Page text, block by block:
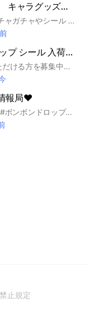
大阪 ガチャガチャ キャラグッズ情報交換
大阪の情報 大阪のガチャガチャやシール キャラグッズ コラボイベント情報 色んな情報交換しませんか？ 皆で皆のヲタ活 趣味活を助け合いませんか？ 一番くじ ガチャガチャやお菓子のおまけ情報など。 カプセルトイ グッズ情報 新作 #ガチャ #ガチャガチャ #ガチャ活 #ヲタ活 #ヨッシー #ちいかわ #チャーム #めじるし #シール #大阪活動 #キャラ #おまけ #ちいかわ #たまごっち#スンスン #キティちゃん #サンリオ #ナガノ #目印チャーム #スクイーズ #ヲタ活 #推しキャラ #マリオ #ヨッシー #カプセルトイ #おもちゃ #グッズ #コラボ #限定グッズ #目印チャーム#めじるし#チャーム #シル活 #シール #キーホルダー
全国 ボンボンドロップ シール 入荷情報
全国の情報を共有いただける方を募集中です！ こちらのオープンチャットは 全国からのボンボンドロップシールの発売状況を共有する目的で作りました！ 他県の入荷情報を共有して、自分の地域の入荷時期を予想する！ そんな感じの情報交換を目的にしています📦✨ ボンボンドロップシールがメインになりますが、その他人気なシールも情報交換OK🫰 全国共通で展開されている大型スーパー・ショッピングモールなどの「入荷あり情報」のみをご共有ください🙌 ※混乱防止のため、入荷なし情報の投稿はなしでお願いします！ ※各都道府県からの参加人数は1〜2名ほどを目安にしています！ 自分からの情報や地元オプチャやお友達から聞いた情報でもOKです👌 Threadsやその他SNS情報もok みんなで楽しく情報交換できたらうれしいです！ 各都道府県から数人募集しております！ #北海道 #青森県 #岩手県 #宮城県 #秋田県 #山形県 #福島県 #茨城県 #栃木県 #群馬県 #埼玉県 #千葉県 #東京都 #神奈川県#新潟県 #富山県 #石川県 #福井県 #山梨県 #長野県 #岐阜県#静岡県 #愛知県 #三重県 #滋賀県 #京都府 #大阪府 #兵庫県#奈良県 #和歌山県 #鳥取県 #島根県 #広島県 #山口県#徳島県 #香川県 #愛媛県 #高知県 #福岡県 #佐賀県 #長崎県#熊本県 #大分県 #宮崎県 #鹿児島県 #沖縄県 #シール情報 #シル活 #入荷情報 ＃ボンボンドロップ
報局❤︎
#岡山 #倉敷 #シール #ボンボンドロップシール #シル活 #ボンドロ #シール帳 ＃シール交換 ＃平成
止規定(Open